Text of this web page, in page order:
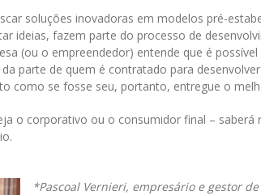
soluções inovadoras em modelos pré-
ideias, fazem parte do processo de
(ou o empreendedor) entende que é
parte de quem é contratado para
como se fosse seu, portanto, entregue o
o corporativo ou o consumidor final –
*Pascoal Vernieri, empresário e gestor